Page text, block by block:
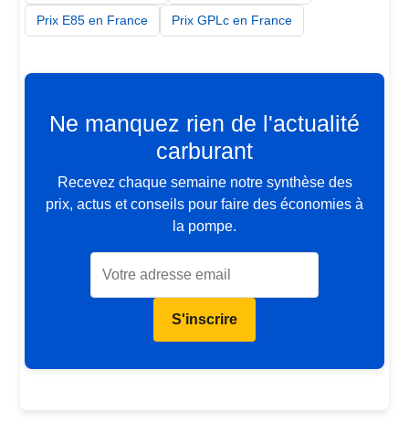
Prix E85 en France Prix GPLc en France
Ne manquez rien de l'actualité
carburant
Recevez chaque semaine notre synthèse des
prix, actus et conseils pour faire des économies à
la pompe.
S'inscrire